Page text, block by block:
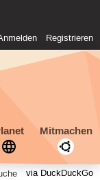
Registrieren
Mitmachen
via DuckDuckGo